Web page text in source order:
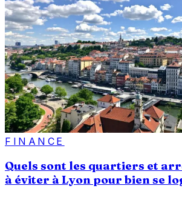
FINANCE
Quels sont les quartiers et
à éviter à Lyon pour bien se